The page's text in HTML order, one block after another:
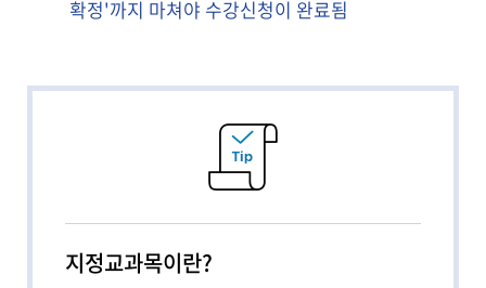
확정'까지 마쳐야 수강신청이 완료됨
지정교과목이란?